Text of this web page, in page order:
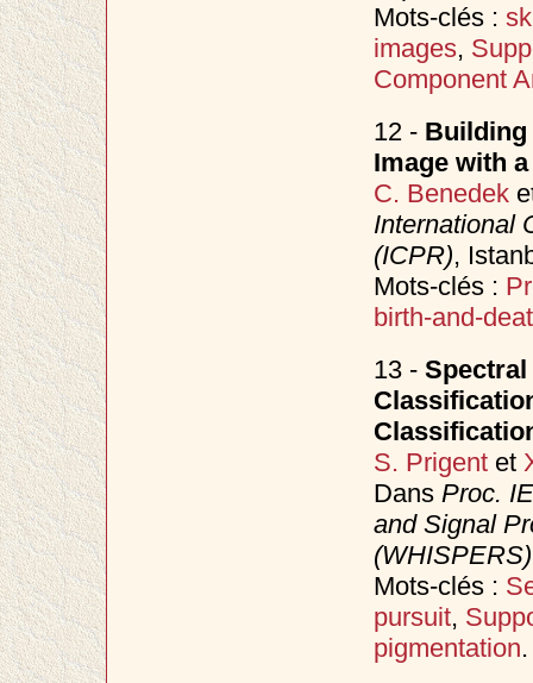
Mots-clés :
images,
Component
12 - Building
Image with
C. Benedek
International
(ICPR),
Mots-clés :
birth-and-
13 - Spectral
S. Prigentet
Dans Proc.
and Signal
(WHISPERS)
Mots-clés :
pursuit,
pigmentation.